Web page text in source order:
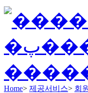
Home> 제공서비스> 회